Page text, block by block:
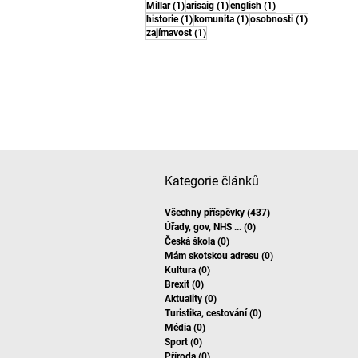
Millar (1)1 post
arisaig (1)1 post
english (1)1 post
historie (1)1 post
komunita (1)1 post
osobnosti (1)1 post
zajímavost (1)1 post
Kategorie článků
Všechny příspěvky (437)
Úřady, gov, NHS ... (0)
Česká škola (0)
Mám skotskou adresu (0)
Kultura (0)
Brexit (0)
Aktuality (0)
Turistika, cestování (0)
Média (0)
Sport (0)